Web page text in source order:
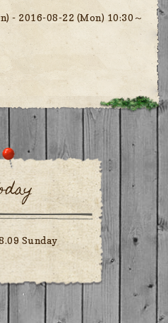
- 2016-08-22 (Mon) 10:30～
Sunday